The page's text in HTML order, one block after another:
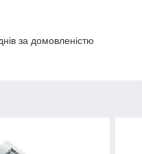
за домовленістю